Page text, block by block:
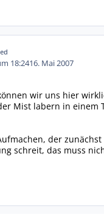
18:2416. Mai 2007
wir uns hier
Mist labern in einem
der
schreit, das muss